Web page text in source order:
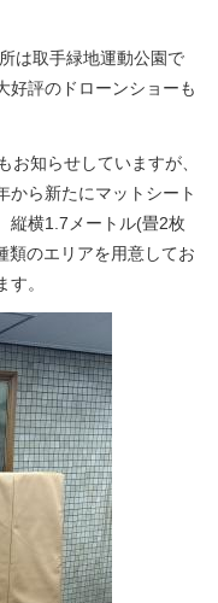
は取手緑地運動公園で
好評のドローンショーも
お知らせしていますが、
から新たにマットシート
縦横1.7メートル(畳2枚
類のエリアを用意してお
。